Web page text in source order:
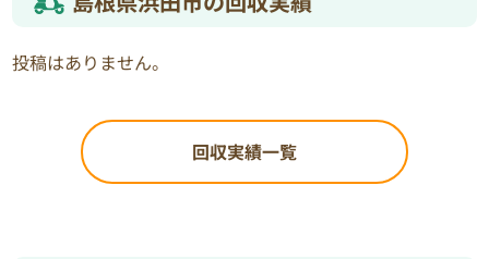
投稿はありません。
回収実績一覧